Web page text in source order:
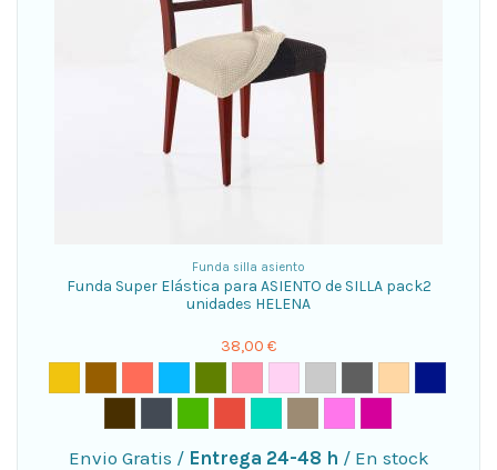
Funda silla asiento
Funda Super Elástica para ASIENTO de SILLA pack2
unidades HELENA
38,00 €
Envio Gratis / Entrega 24-48 h / En stock